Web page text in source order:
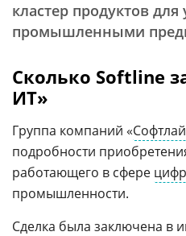
кластер продуктов
промышленными
Сколько Softline
ИТ»
Группа компаний «
подробности
работающего в сфере
промышленности.
Сделка была заключена в